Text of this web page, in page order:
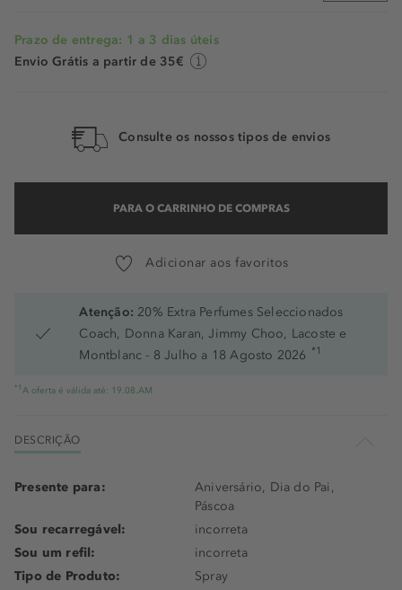
Prazo de entrega: 1 a 3 dias úteis
Envio Grátis a partir de 35€
Consulte os nossos tipos de envios
PARA O CARRINHO DE COMPRAS
Adicionar aos favoritos
Atenção: 20% Extra Perfumes Seleccionados
Coach, Donna Karan, Jimmy Choo, Lacoste e
Montblanc - 8 Julho a 18 Agosto 2026 *1
*1 A oferta é válida até: 19.08.AM
DESCRIÇÃO
Presente para:
Aniversário, Dia do Pai,
Páscoa
Sou recarregável:
incorreta
Sou um refil:
incorreta
Tipo de Produto:
Spray